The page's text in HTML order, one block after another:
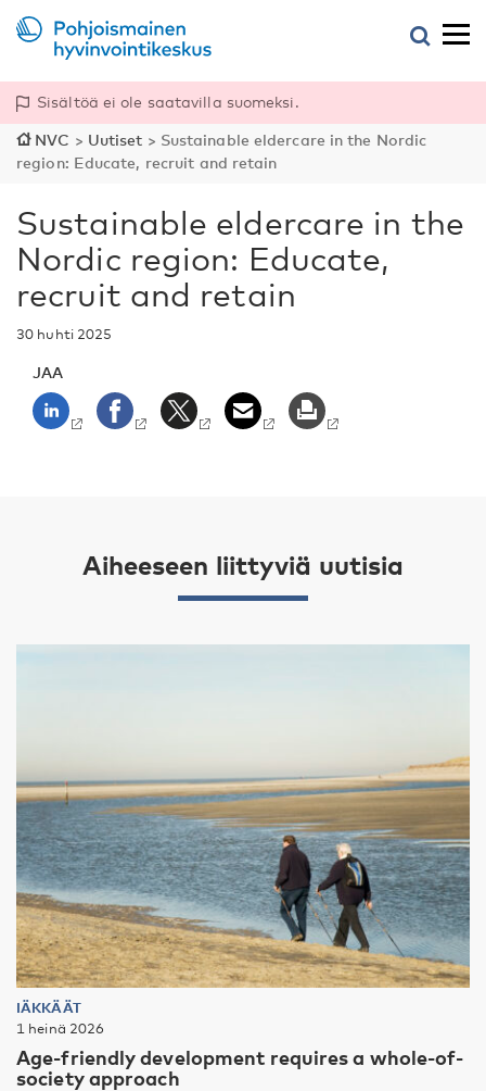
Sisältöä ei ole saatavilla suomeksi.
NVC > Uutiset > Sustainable eldercare in the Nordic
region: Educate, recruit and retain
Sustainable eldercare in the
Nordic region: Educate,
recruit and retain
30 huhti 2025
JAA
Aiheeseen liittyviä uutisia
IÄKKÄÄT
1 heinä 2026
Age-friendly development requires a whole-of-
society approach